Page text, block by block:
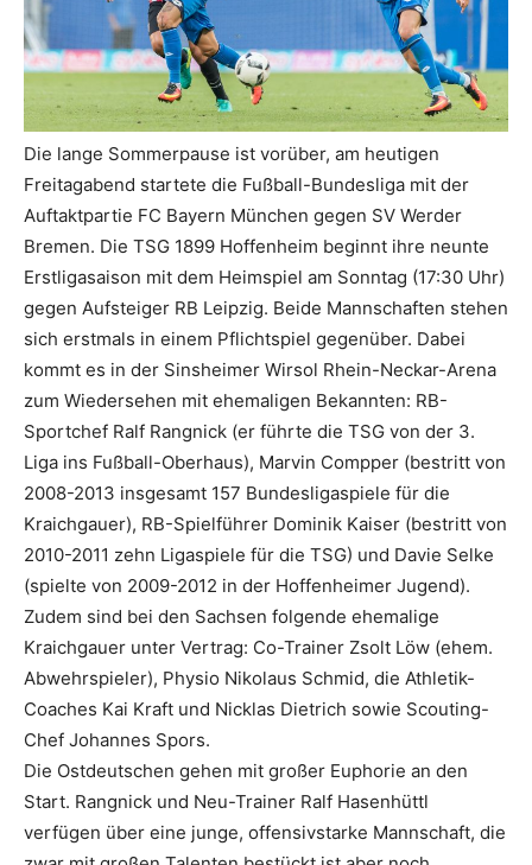
Die lange Sommerpause ist vorüber, am heutigen
Freitagabend startete die Fußball-Bundesliga mit der
Auftaktpartie FC Bayern München gegen SV Werder
Bremen. Die TSG 1899 Hoffenheim beginnt ihre neunte
Erstligasaison mit dem Heimspiel am Sonntag (17:30 Uhr)
gegen Aufsteiger RB Leipzig. Beide Mannschaften stehen
sich erstmals in einem Pflichtspiel gegenüber. Dabei
kommt es in der Sinsheimer Wirsol Rhein-Neckar-Arena
zum Wiedersehen mit ehemaligen Bekannten: RB-
Sportchef Ralf Rangnick (er führte die TSG von der 3.
Liga ins Fußball-Oberhaus), Marvin Compper (bestritt von
2008-2013 insgesamt 157 Bundesligaspiele für die
Kraichgauer), RB-Spielführer Dominik Kaiser (bestritt von
2010-2011 zehn Ligaspiele für die TSG) und Davie Selke
(spielte von 2009-2012 in der Hoffenheimer Jugend).
Zudem sind bei den Sachsen folgende ehemalige
Kraichgauer unter Vertrag: Co-Trainer Zsolt Löw (ehem.
Abwehrspieler), Physio Nikolaus Schmid, die Athletik-
Coaches Kai Kraft und Nicklas Dietrich sowie Scouting-
Chef Johannes Spors.
Die Ostdeutschen gehen mit großer Euphorie an den
Start. Rangnick und Neu-Trainer Ralf Hasenhüttl
verfügen über eine junge, offensivstarke Mannschaft, die